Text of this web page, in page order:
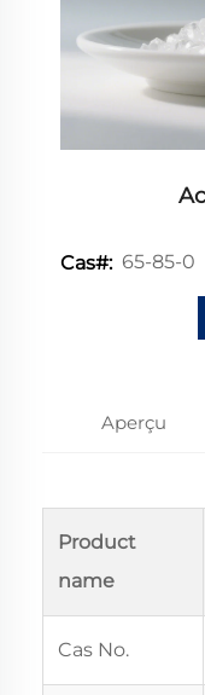
Cas#: 65-85-0
Aperçu
Product
name
Cas No.